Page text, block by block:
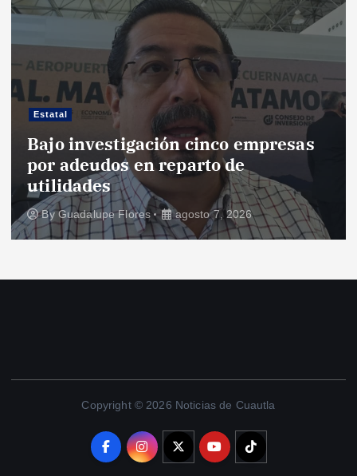
Estatal
Bajo investigación cinco empresas
por adeudos en reparto de
utilidades
ByGuadalupe Flores agosto 7, 2026
Copyright © 2026 Noticias de Cuautla